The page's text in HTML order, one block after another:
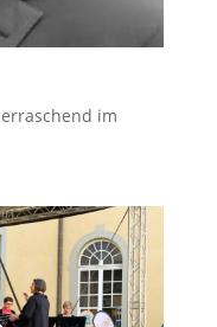
im